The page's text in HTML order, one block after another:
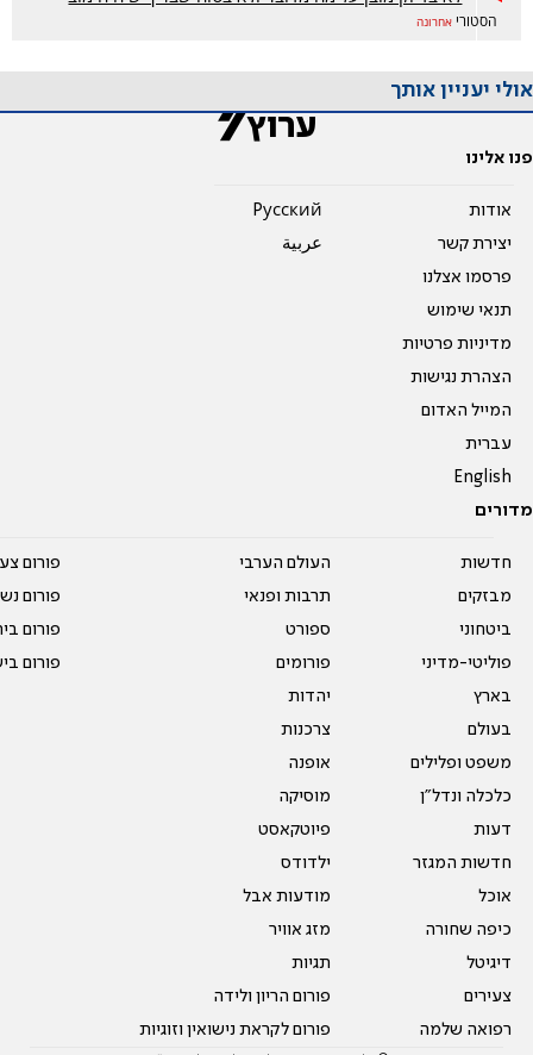
הסטורי אחרונה
אולי יעניין אותך
פנו אלינו
אודות
יצירת קשר
פרסמו אצלנו
תנאי שימוש
מדיניות פרטיות
הצהרת נגישות
המייל האדום
עברית
English
Pусский
عربية
מדורים
חדשות
מבזקים
ביטחוני
פוליטי-מדיני
בארץ
בעולם
משפט ופלילים
כלכלה ונדל"ן
דעות
חדשות המגזר
אוכל
כיפה שחורה
דיגיטל
צעירים
רפואה שלמה
העולם הערבי
תרבות ופנאי
ספורט
פורומים
יהדות
צרכנות
אופנה
מוסיקה
פיוטקאסט
ילדודס
מודעות אבל
מזג אוויר
תגיות
פורום הריון ולידה
פורום לקראת נישואין וזוגיות
פורום
פורום
פורום
פורום